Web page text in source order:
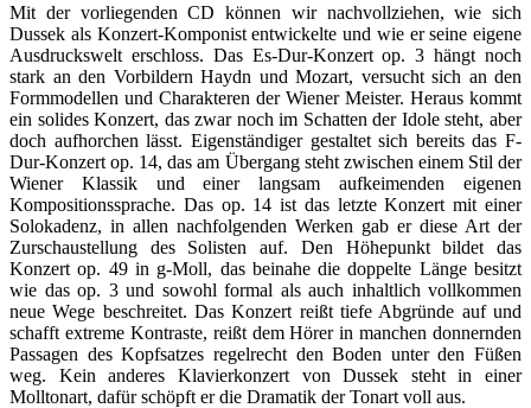
Mit der vorliegenden CD können wir nachvollziehen, wie sich
Dussek als Konzert-Komponist entwickelte und wie er seine eigene
Ausdruckswelt erschloss. Das Es-Dur-Konzert op. 3 hängt noch
stark an den Vorbildern Haydn und Mozart, versucht sich an den
Formmodellen und Charakteren der Wiener Meister. Heraus kommt
ein solides Konzert, das zwar noch im Schatten der Idole steht, aber
doch aufhorchen lässt. Eigenständiger gestaltet sich bereits das F-
Dur-Konzert op. 14, das am Übergang steht zwischen einem Stil der
Wiener Klassik und einer langsam aufkeimenden eigenen
Kompositionssprache. Das op. 14 ist das letzte Konzert mit einer
Solokadenz, in allen nachfolgenden Werken gab er diese Art der
Zurschaustellung des Solisten auf. Den Höhepunkt bildet das
Konzert op. 49 in g-Moll, das beinahe die doppelte Länge besitzt
wie das op. 3 und sowohl formal als auch inhaltlich vollkommen
neue Wege beschreitet. Das Konzert reißt tiefe Abgründe auf und
schafft extreme Kontraste, reißt dem Hörer in manchen donnernden
Passagen des Kopfsatzes regelrecht den Boden unter den Füßen
weg. Kein anderes Klavierkonzert von Dussek steht in einer
Molltonart, dafür schöpft er die Dramatik der Tonart voll aus.